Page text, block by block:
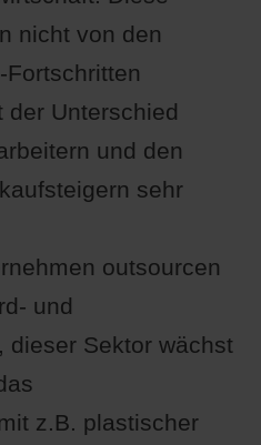
nicht von den
Fortschritten
der Unterschied
und den
sehr
outsourcen
und
dieser Sektor wächst
z.B. plastischer